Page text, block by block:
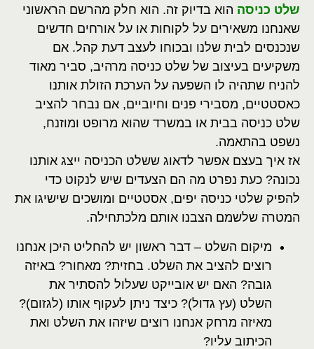
שלט כניסה הוא בדיוק זה. הוא חלק מהרשם הראשוני
שאנחנו משאירים על לקוחות או על אורחים חדשים
שנכנסים לבית שלנו ובכוחו לעצב דעת קהל. אם
משקיעים בעיצוב של שלט כניסה מרהיב, סביר מאוד
להניח שתהיה לו השפעה על הערכת הזולת אותנו
כאסטטיים, מסבירי פנים וחיוביים, אם נבחר להציב
שלט כניסה בבית או במשרד שהוא מרופט ומוזנח,
נשפט בהתאמה.
אז איך בעצם אפשר לדאוג ששלט הכניסה ייצג אותנו
נכונה? כעת נפרט מה הם הצעדים שיש לנקוט כדי
להפיק שלטי כניסה יפים, אסטטיים ומושכים שישיגו את
המטרה שלשמם הצבנו אותם מלכתחילה.
מיקום השלט – דבר ראשון יש להחליט היכן אנחנו
רוצים להציב את השלט. בחזית? מאחור? באיזה
גובה? האם יש אובייקט שעלול להסתיר את
השלט (עץ גדול)? כיצד ניתן לעקוף אותו (לגזום)?
מאיזה מרחק אנחנו רוצים שיזהו את השלט ואת
הכיתוב עליו?